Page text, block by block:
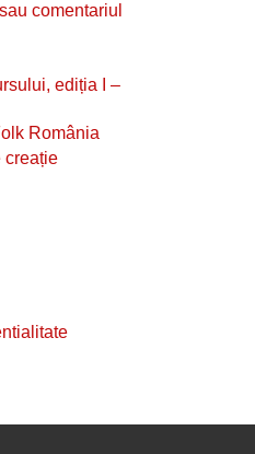
comentariul
ediția I –
România
creație